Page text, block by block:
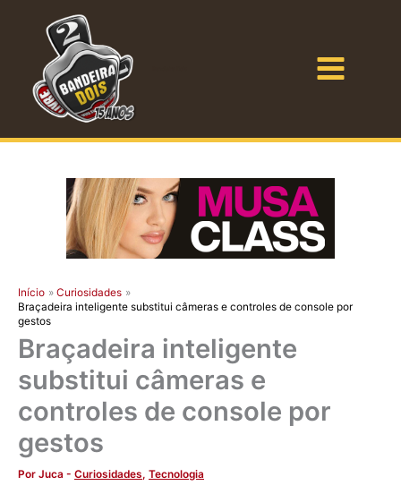
conteúdo
Início
Curiosidades
Braçadeira inteligente substitui câmeras e controles de console por
gestos
Braçadeira inteligente
substitui câmeras e
controles de console por
gestos
Por Juca - Curiosidades, Tecnologia